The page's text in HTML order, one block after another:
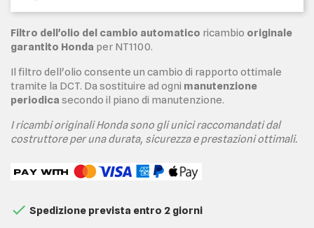
Filtro dell'olio del cambio automatico ricambio originale
garantito Honda per NT1100.
Il filtro dell'olio consente un cambio di rapporto ottimale
tramite la DCT. Da sostituire ad ogni manutenzione
periodica secondo il piano di manutenzione.
I ricambi originali Honda sono gli unici raccomandati dal
costruttore per una durata, sicurezza e prestazioni ottimali.
 Spedizione prevista entro 2 giorni